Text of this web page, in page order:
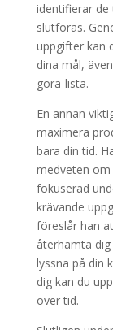
identifierar
slutföras.
uppgifter kan
dina mål,
göra-lista.
En annan
maximera
bara din tid.
medveten
fokuserad
krävande
föreslår han
återhämta
lyssna på din
dig kan du
över tid.